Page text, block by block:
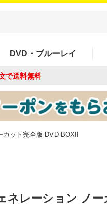
DVD・ブルーレイ
で送料無料
ット完全版 DVD-BOXII
ネレーション ノー